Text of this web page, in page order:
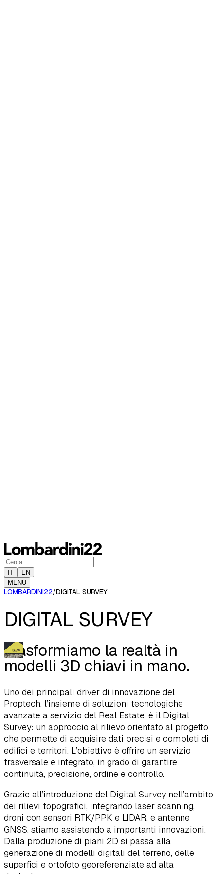
IT
EN
MENU
LOMBARDINI22/DIGITAL SURVEY
DIGITAL SURVEY
Trasformiamo la realtà in
modelli 3D chiavi in mano.
Uno dei principali driver di innovazione del
Proptech, l’insieme di soluzioni tecnologiche
avanzate a servizio del Real Estate, è il Digital
Survey: un approccio al rilievo orientato al progetto
che permette di acquisire dati precisi e completi di
edifici e territori. L’obiettivo è offrire un servizio
trasversale e integrato, in grado di garantire
continuità, precisione, ordine e controllo.
Grazie all’introduzione del Digital Survey nell’ambito
dei rilievi topografici, integrando laser scanning,
droni con sensori RTK/PPK e LIDAR, e antenne
GNSS, stiamo assistendo a importanti innovazioni.
Dalla produzione di piani 2D si passa alla
generazione di modelli digitali del terreno, delle
superfici e ortofoto georeferenziate ad alta